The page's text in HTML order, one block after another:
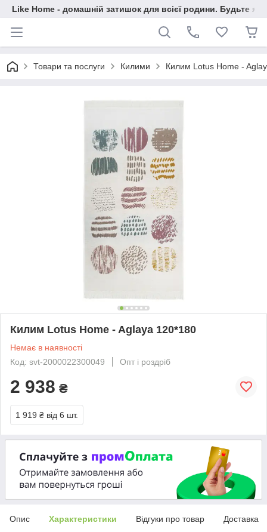
Like Home - домашній затишок для всієї родини. Будьте як
Товари та послуги Килими Килим Lotus Home -
Килим Lotus Home - Aglaya 120*180
Немає в наявності
Код: svt-2000022300049
Опт і роздріб
2 938 ₴
1 919 ₴ від 6 шт.
Опис Характеристики Відгуки про товар Доставка